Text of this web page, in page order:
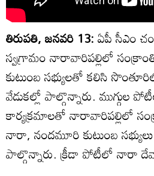
తిరుపతి, జనవరి 13:ఏపీ సీఎం
స్వగ్రామం నారావారిపల్లిలో
కుటుంబ సభ్యులతో కలిసి
వేడుకల్లో పాల్గొన్నారు. ముగ్గుల
కార్యక్రమాలతో నారావారిపల్లిలో
నారా, నందమూరి కుటుంబ
పాల్గొన్నారు. క్రీడా పోటీలో నారా